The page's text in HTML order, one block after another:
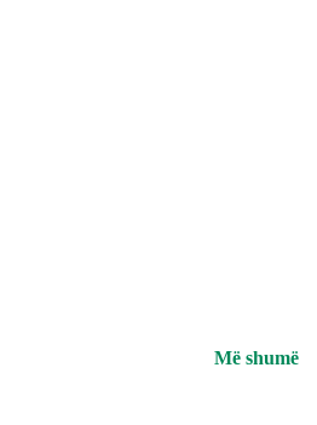
Më shumë